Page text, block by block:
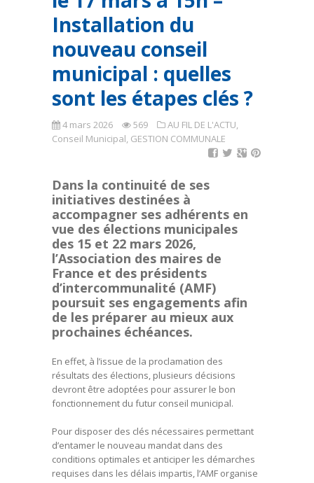
Installation du
nouveau conseil
municipal : quelles
sont les étapes clés ?
4 mars 2026 569 AU FIL DE L'ACTU,
Conseil Municipal, GESTION COMMUNALE
Dans la continuité de ses
initiatives destinées à
accompagner ses adhérents en
vue des élections municipales
des 15 et 22 mars 2026,
l’Association des maires de
France et des présidents
d’intercommunalité (AMF)
poursuit ses engagements afin
de les préparer au mieux aux
prochaines échéances.
En effet, à l’issue de la proclamation des
résultats des élections, plusieurs décisions
devront être adoptées pour assurer le bon
fonctionnement du futur conseil municipal.
Pour disposer des clés nécessaires permettant
d’entamer le nouveau mandat dans des
conditions optimales et anticiper les démarches
requises dans les délais impartis, l’AMF organise